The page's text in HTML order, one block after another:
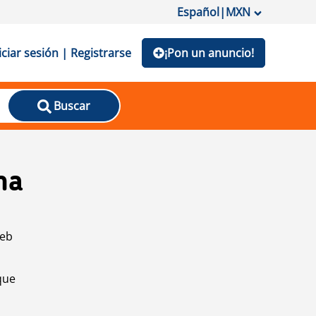
Español|MXN
sesión | Registrarse ¡Pon un anuncio!
Buscar